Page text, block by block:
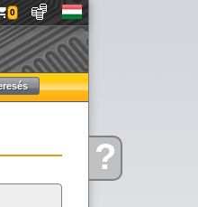
Kérdése?
0